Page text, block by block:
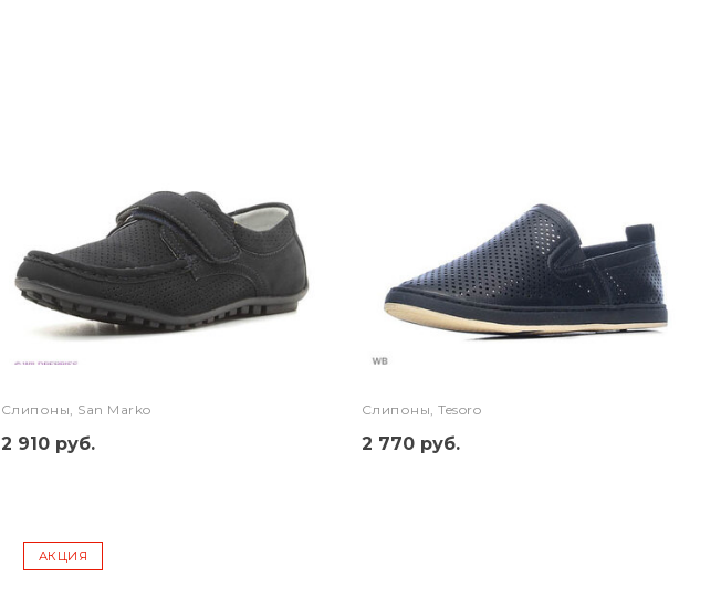
Слипоны, San Marko
2 910 руб.
Слипоны, Tesoro
2 770 руб.
АКЦИЯ